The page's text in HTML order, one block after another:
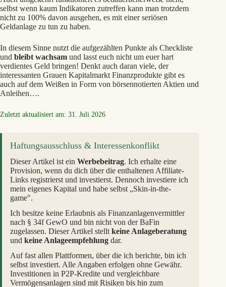
selbst wenn kaum Indikatoren zutreffen kann man trotzdem
nicht zu 100% davon ausgehen, es mit einer seriösen
Geldanlage zu tun zu haben.
In diesem Sinne nutzt die aufgezählten Punkte als Checkliste
und bleibt wachsam und lasst euch nicht um euer hart
verdientes Geld bringen! Denkt auch daran viele, der
interessanten Grauen Kapitalmarkt Finanzprodukte gibt es
auch auf dem Weißen in Form von börsennotierten Aktien und
Anleihen….
Zuletzt aktualisiert am: 31. Juli 2026
Haftungsausschluss & Interessenkonflikt
Dieser Artikel ist ein Werbebeitrag. Ich erhalte eine
Provision, wenn du dich über die enthaltenen Affiliate-
Links registrierst und investierst. Dennoch investiere ich
mein eigenes Kapital und habe selbst „Skin-in-the-
game".
Ich besitze keine Erlaubnis als Finanzanlagenvermittler
nach § 34f GewO und bin nicht von der BaFin
zugelassen. Dieser Artikel stellt keine Anlageberatung
und keine Anlageempfehlung dar.
Auf fast allen Plattformen, über die ich berichte, bin ich
selbst investiert. Alle Angaben erfolgen ohne Gewähr.
Investitionen in P2P-Kredite und vergleichbare
Vermögensanlagen sind mit Risiken bis hin zum